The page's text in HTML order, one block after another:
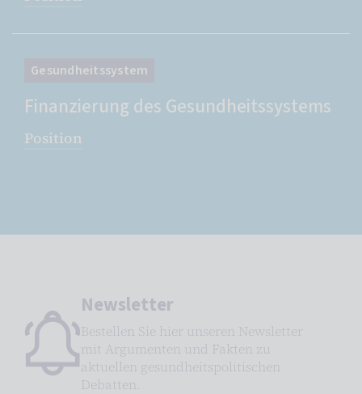
Gesundheitssystem
Finanzierung des Gesundheitssystems
Position
Newsletter
Bestellen Sie hier unseren Newsletter
mit Argumenten und Fakten zu
aktuellen gesundheitspolitischen
Debatten.